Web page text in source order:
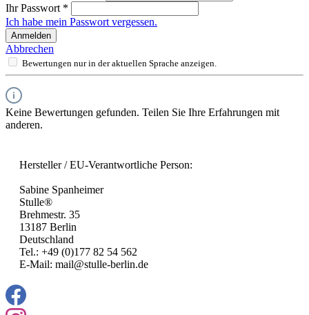
Ihr Passwort *
Ich habe mein Passwort vergessen.
Anmelden
Abbrechen
Bewertungen nur in der aktuellen Sprache anzeigen.
Keine Bewertungen gefunden. Teilen Sie Ihre Erfahrungen mit
anderen.
Hersteller / EU-Verantwortliche Person:
Sabine Spanheimer
Stulle®
Brehmestr. 35
13187 Berlin
Deutschland
Tel.: +49 (0)177 82 54 562
E-Mail: mail@stulle-berlin.de